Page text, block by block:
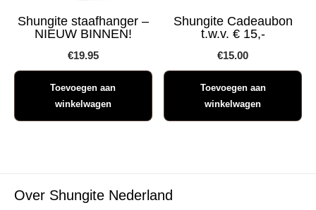
Shungite staafhanger –
NIEUW BINNEN!
€19.95
Toevoegen aan
winkelwagen
Shungite Cadeaubon
t.w.v. € 15,-
€15.00
Toevoegen aan
winkelwagen
Over Shungite Nederland